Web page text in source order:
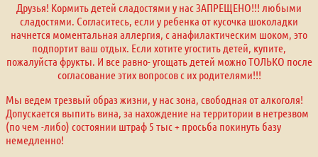
Друзья! Кормить детей сладостями у нас ЗАПРЕЩЕНО!!! любыми
сладостями. Согласитесь, если у ребенка от кусочка шоколадки
начнется моментальная аллергия, с анафилактическим шоком, это
подпортит ваш отдых. Если хотите угостить детей, купите,
пожалуйста фрукты. И все равно- угощать детей можно ТОЛЬКО после
согласование этих вопросов с их родителями!!!
Мы ведем трезвый образ жизни, у нас зона, свободная от алкоголя!
Допускается выпить вина, за нахождение на территории в нетрезвом
(по чем -либо) состоянии штраф 5 тыс + просьба покинуть базу
немедленно!